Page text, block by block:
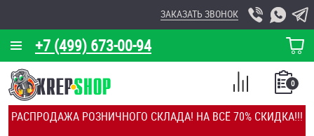
РАСПРОДАЖА РОЗНИЧНОГО СКЛАДА! НА ВСЁ 70% СКИДКА!!!
+7 (499) 673-00-94
ЗАКАЗАТЬ ЗВОНОК
КОРЗИНА
О КОМПАНИИ
КАЛЬКУЛЯТОР
0
СПИСОК
СРАВНЕНИЕ